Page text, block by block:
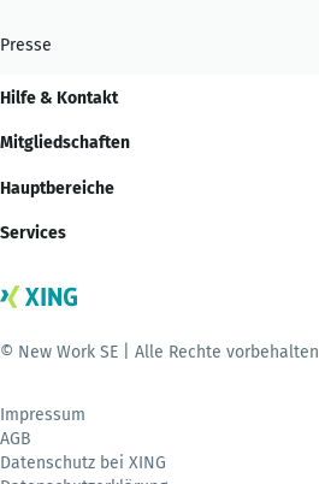
Presse
Hilfe & Kontakt
Mitgliedschaften
Hauptbereiche
Services
© New Work SE | Alle Rechte vorbehalten
Impressum
AGB
Datenschutz bei XING